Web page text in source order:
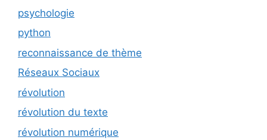
psychologie
python
reconnaissance de thème
Réseaux Sociaux
révolution
révolution du texte
révolution numérique